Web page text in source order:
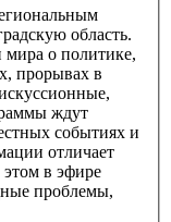
область.
о политике,
прорывах в
ждут
событиях и
отличает
этом в эфире
проблемы,